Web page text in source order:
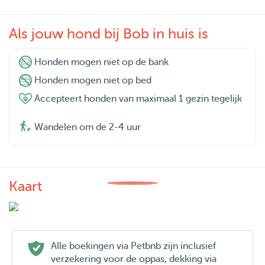
Als jouw hond bij Bob in huis is
Honden mogen niet op de bank
Honden mogen niet op bed
Accepteert honden van maximaal 1 gezin tegelijk
Wandelen om de 2-4 uur
Kaart
Alle boekingen via Petbnb zijn inclusief
verzekering voor de oppas, dekking via